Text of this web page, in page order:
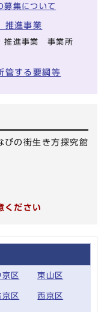
募集について
推進事業
推進事業 事業所
管する要綱等
びの街生き方探究館
ください
京区 東山区
京区 西京区